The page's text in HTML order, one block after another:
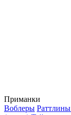
Приманки
Воблеры